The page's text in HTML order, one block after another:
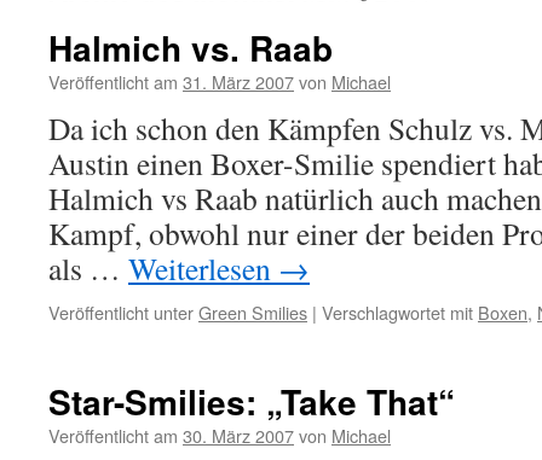
Halmich vs. Raab
Veröffentlicht am 31. März 2007von Michael
Da ich schon den Kämpfen Schulz vs.
Austin einen Boxer-Smilie spendiert
Halmich vs Raab natürlich auch
Kampf, obwohl nur einer der beiden
als … Weiterlesen →
Veröffentlicht unterGreen Smilies | Verschlagwortet mit Boxen,
Star-Smilies: „Take That“
Veröffentlicht am 30. März 2007von Michael